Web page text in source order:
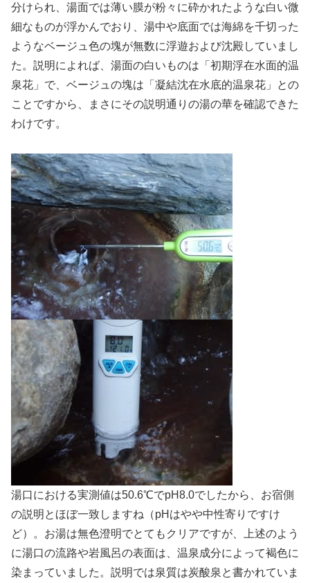
分けられ、湯面では薄い膜が粉々に砕かれたような白い微
細なものが浮かんでおり、湯中や底面では海綿を千切った
ようなベージュ色の塊が無数に浮遊および沈殿していまし
た。説明によれば、湯面の白いものは「初期浮在水面的温
泉花」で、ベージュの塊は「凝結沈在水底的温泉花」との
ことですから、まさにその説明通りの湯の華を確認できた
わけです。
湯口における実測値は50.6℃でpH8.0でしたから、お宿側
の説明とほぼ一致しますね（pHはやや中性寄りですけ
ど）。お湯は無色澄明でとてもクリアですが、上述のよう
に湯口の流路や岩風呂の表面は、温泉成分によって褐色に
染まっていました。説明では泉質は炭酸泉と書かれていま